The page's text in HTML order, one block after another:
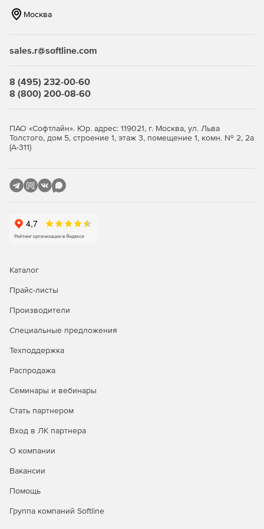
корпоративные аналитические решения,
машинного обучения SQL Server.
Возможность анализировать каждый тип данных.
получает полную картину бизнеса со встроенным
Apache Spark.
Такие функции, как интеллектуальная обработка
языка и платформы на выбор с поддержкой
Server в контейнерах Linux с поддержкой Kubernetes
или в Windows.
Преимуществами масштабируемости и
отклика базы данных без внесения изменений в
приложение. Высокая доступность для критически
ключевые элементы – распределенную файловую
полностью поддерживаемые Microsoft.
Простое развертывание базы данных с
Москва
sales.r@softline.com
8 (495) 232-00-60
8 (800) 200-08-60
ПАО «Софтлайн». Юр. адрес: 119021, г. Москва, ул. Льва
Толстого, дом 5, строение 1, этаж 3, помещение 1, комн. № 2, 2а
(А-311)
Каталог
Прайс-листы
Производители
Специальные предложения
Техподдержка
Распродажа
Семинары и вебинары
Стать партнером
Вход в ЛК партнера
О компании
Вакансии
Помощь
Группа компаний Softline